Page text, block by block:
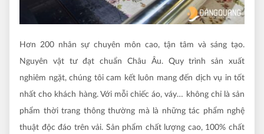
Hơn 200 nhân sự chuyên môn cao, tận tâm và sáng tạo.
Nguyên vật tư đạt chuẩn Châu Âu. Quy trình sản xuất
nghiêm ngặt, chúng tôi cam kết luôn mang đến dịch vụ in tốt
nhất cho khách hàng. Với mỗi chiếc áo, váy… không chỉ là sản
phẩm thời trang thông thường mà là những tác phẩm nghệ
thuật độc đáo trên vải. Sản phẩm chất lượng cao, 100% chất